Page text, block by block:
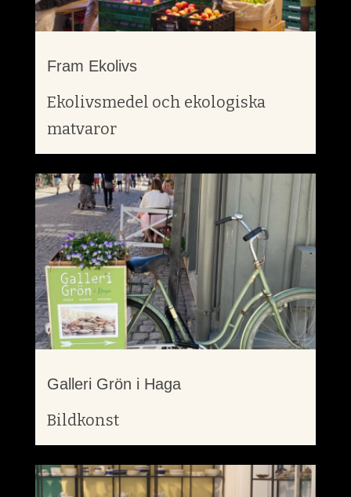
Fram Ekolivs
Ekolivsmedel och ekologiska
matvaror
Galleri Grön i Haga
Bildkonst